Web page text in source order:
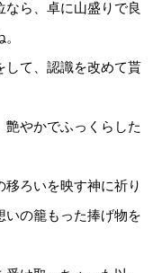
ら、卓に山盛りで良
て、認識を改めて貰
やかでふっくらした
移ろいを映す神に祈り
いの籠もった捧げ物を